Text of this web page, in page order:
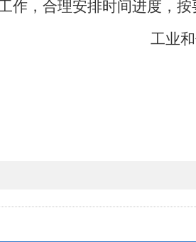
作，合理安排时间进度，
工业